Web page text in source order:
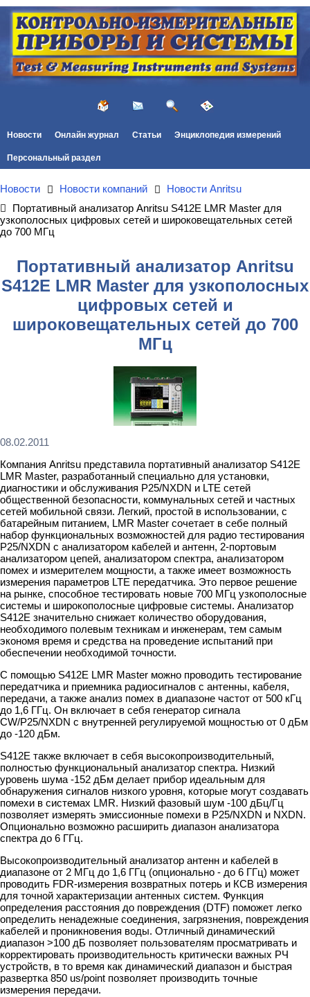
Новости Онлайн журнал Статьи Энциклопедия измерений
Персональный раздел
Новости Новости компаний
Новости Anritsu
Портативный анализатор Anritsu S412E LMR Master для
узкополосных цифровых сетей и широковещательных сетей
до 700 МГц
Портативный анализатор Anritsu
S412E LMR Master для узкополосных
цифровых сетей и
широковещательных сетей до 700
МГц
08.02.2011
Компания Anritsu представила портативный анализатор S412E
LMR Master, разработанный специально для установки,
диагностики и обслуживания P25/NXDN и LTE сетей
общественной безопасности, коммунальных сетей и частных
сетей мобильной связи. Легкий, простой в использовании, с
батарейным питанием, LMR Master сочетает в себе полный
набор функциональных возможностей для радио тестирования
P25/NXDN с анализатором кабелей и антенн, 2-портовым
анализатором цепей, анализатором спектра, анализатором
помех и измерителем мощности, а также имеет возможность
измерения параметров LTE передатчика. Это первое решение
на рынке, способное тестировать новые 700 МГц узкополосные
системы и широкополосные цифровые системы. Анализатор
S412E значительно снижает количество оборудования,
необходимого полевым техникам и инженерам, тем самым
экономя время и средства на проведение испытаний при
обеспечении необходимой точности.
С помощью S412E LMR Master можно проводить тестирование
передатчика и приемника радиосигналов с антенны, кабеля,
передачи, а также анализ помех в диапазоне частот от 500 кГц
до 1,6 ГГц. Он включает в себя генератор сигнала
CW/P25/NXDN с внутренней регулируемой мощностью от 0 дБм
до -120 дБм.
S412E также включает в себя высокопроизводительный,
полностью функциональный анализатор спектра. Низкий
уровень шума -152 дБм делает прибор идеальным для
обнаружения сигналов низкого уровня, которые могут создавать
помехи в системах LMR. Низкий фазовый шум -100 дБц/Гц
позволяет измерять эмиссионные помехи в P25/NXDN и NXDN.
Опционально возможно расширить диапазон анализатора
спектра до 6 ГГц.
Высокопроизводительный анализатор антенн и кабелей в
диапазоне от 2 МГц до 1,6 ГГц (опционально - до 6 ГГц) может
проводить FDR-измерения возвратных потерь и КСВ измерения
для точной характеризации антенных систем. Функция
определения расстояния до повреждения (DTF) поможет легко
определить ненадежные соединения, загрязнения, повреждения
кабелей и проникновения воды. Отличный динамический
диапазон >100 дБ позволяет пользователям просматривать и
корректировать производительность критически важных РЧ
устройств, в то время как динамический диапазон и быстрая
развертка 850 us/point позволяет производить точные
измерения передачи.